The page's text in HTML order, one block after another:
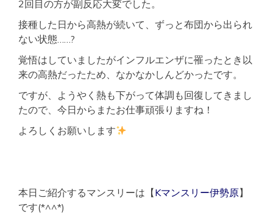
2回目の方が副反応大変でした。
接種した日から高熱が続いて、ずっと布団から出られ
ない状態……?
覚悟はしていましたがインフルエンザに罹ったとき以
来の高熱だったため、なかなかしんどかったです。
ですが、ようやく熱も下がって体調も回復してきまし
たので、今日からまたお仕事頑張りますね！
よろしくお願いします
本日ご紹介するマンスリーは【Kマンスリー伊勢原】
です(*^^*)